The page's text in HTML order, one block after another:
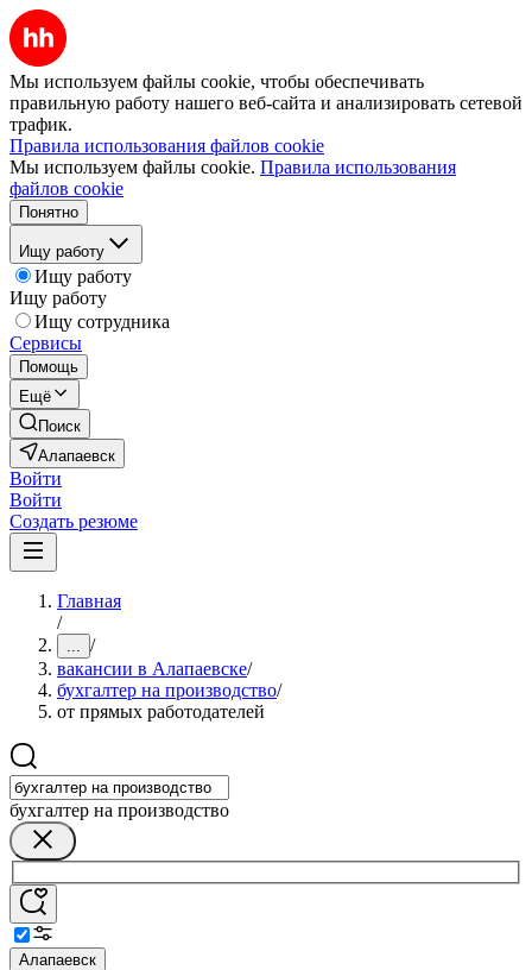
Мы используем файлы cookie, чтобы обеспечивать
правильную работу нашего веб-сайта и анализировать сетевой
трафик.
Правила использования файлов cookie
Мы используем файлы cookie. Правила использования
файлов cookie
Понятно
Ищу работу
Ищу работу
Ищу работу
Ищу сотрудника
Сервисы
Помощь
Ещё
Поиск
Алапаевск
Войти
Войти
Создать резюме
Главная
/
... /
вакансии в Алапаевске/
бухгалтер на производство/
от прямых работодателей
бухгалтер на производство
Алапаевск